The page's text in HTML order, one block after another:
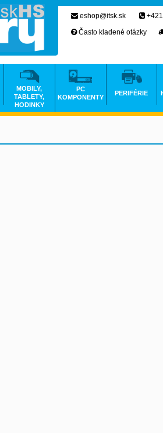
eshop@itsk.sk
Často kladené otázky
MOBILY,
TABLETY,
HODINKY
PC
KOMPONENTY
PERIFÉRIE